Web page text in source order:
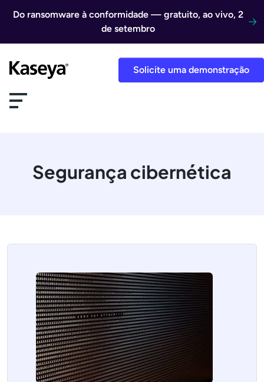
Do ransomware à conformidade — gratuito, ao vivo, 2
de setembro
Solicite uma demonstração
Segurança cibernética